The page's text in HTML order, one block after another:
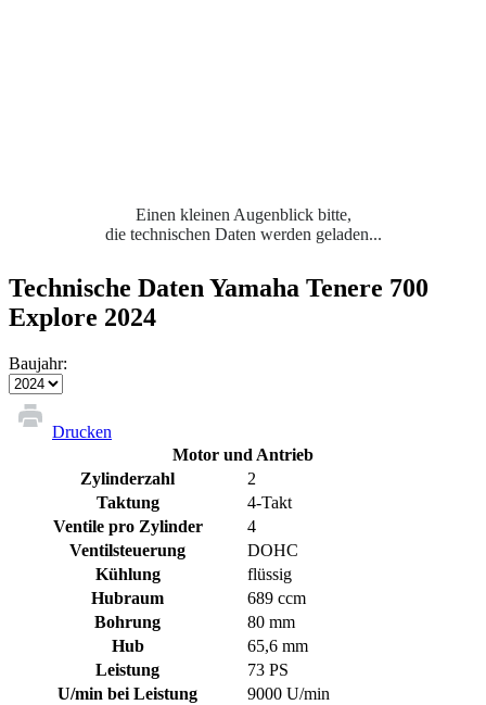
Einen kleinen Augenblick bitte,
die technischen Daten werden geladen...
Technische Daten Yamaha Tenere 700
Explore 2024
Baujahr:
Drucken
Motor und Antrieb
Zylinderzahl
2
Taktung
4-Takt
Ventile pro Zylinder
4
Ventilsteuerung
DOHC
Kühlung
flüssig
Hubraum
689 ccm
Bohrung
80 mm
Hub
65,6 mm
Leistung
73 PS
U/min bei Leistung
9000 U/min